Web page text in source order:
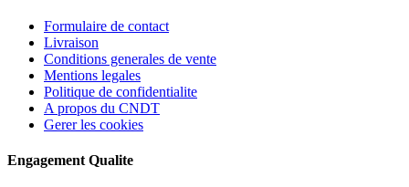
Formulaire de contact
Livraison
Conditions generales de vente
Mentions legales
Politique de confidentialite
A propos du CNDT
Gerer les cookies
Engagement Qualite